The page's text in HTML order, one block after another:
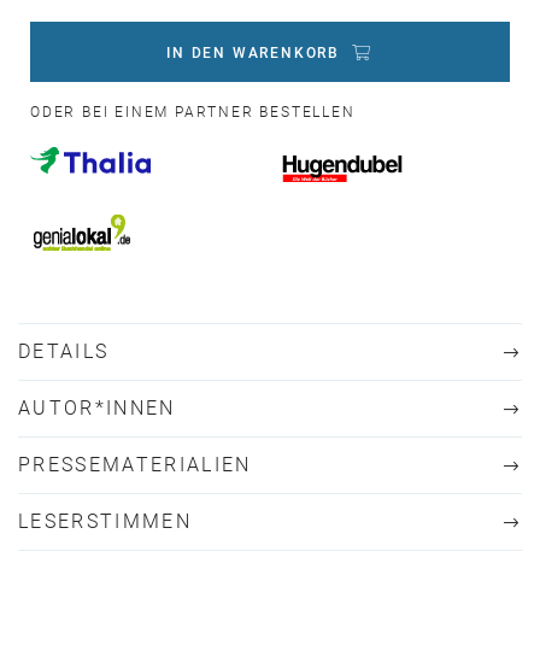
IN DEN WARENKORB
ODER BEI EINEM PARTNER BESTELLEN
DETAILS
AUTOR*INNEN
PRESSEMATERIALIEN
LESERSTIMMEN